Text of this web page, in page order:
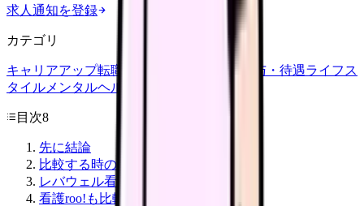
求人通知を登録
カテゴリ
キャリアアップ転職ガイド 職場環境 給与・待遇ライフス
タイル メンタルヘルス
目次8
先に結論
比較する時の軸
レバウェル看護を先に検討しやすい人
看護roo!も比較対象にしやすい人